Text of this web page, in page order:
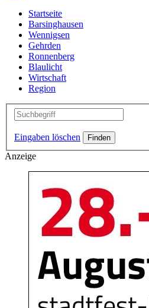
Startseite
Barsinghausen
Wennigsen
Gehrden
Ronnenberg
Blaulicht
Wirtschaft
Region
Eingaben löschen
Anzeige